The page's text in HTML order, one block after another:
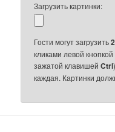
Загрузить картинки:
Гости могут загрузить
кликами левой
зажатой клавишейCtrl
каждая. Картинки